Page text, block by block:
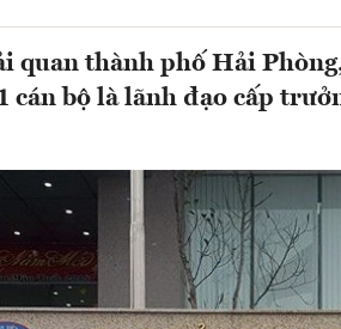
quan thành phố Hải
cán bộ là lãnh đạo cấp